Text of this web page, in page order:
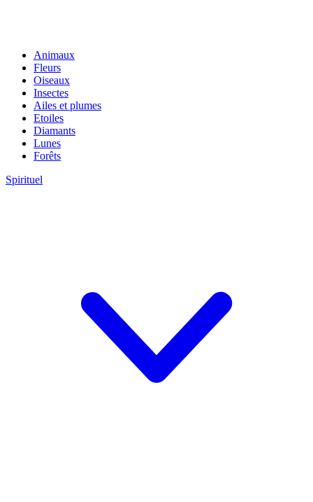
Animaux
Fleurs
Oiseaux
Insectes
Ailes et plumes
Etoiles
Diamants
Lunes
Forêts
Spirituel